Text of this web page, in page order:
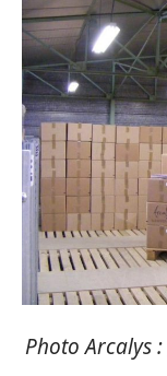
Photo Arcalys :